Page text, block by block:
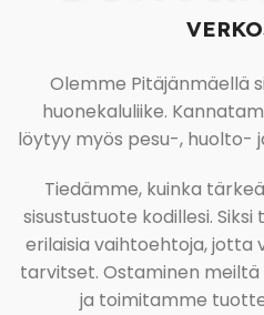
Olemme Pitäjänmäellä
huonekaluliike.
löytyy myös pesu-, huolto-
Tiedämme, kuinka
sisustustuote kodillesi.
erilaisia vaihtoehtoja, jotta
tarvitset. Ostaminen
ja toimitamme